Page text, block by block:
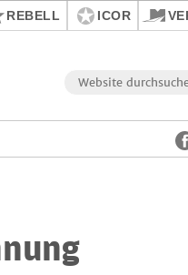
REBELL ICOR